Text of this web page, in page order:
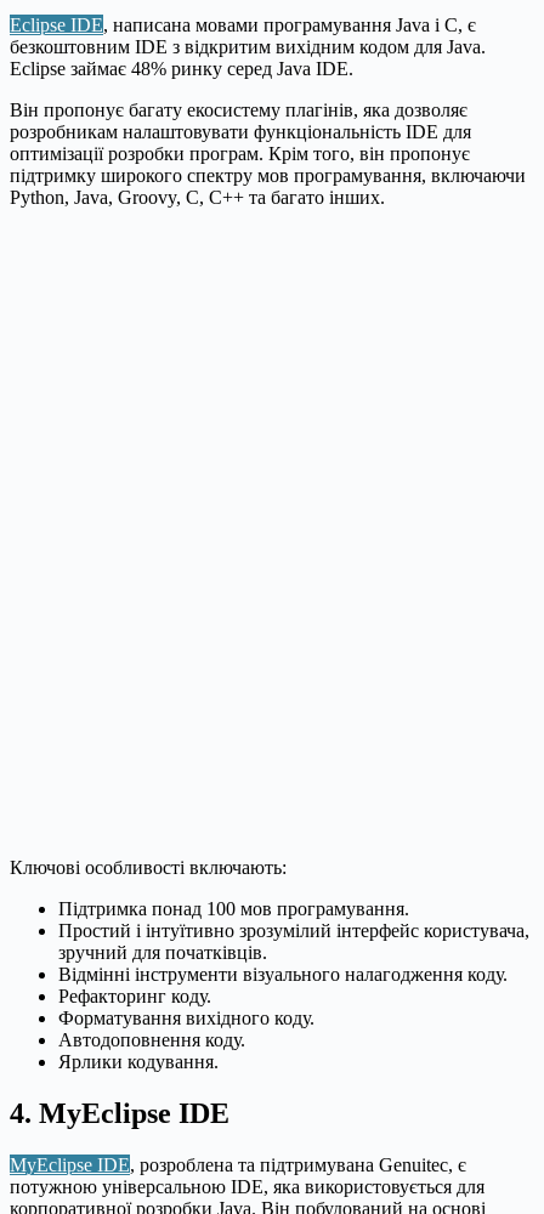
Eclipse IDE, написана мовами програмування Java і C, є
безкоштовним IDE з відкритим вихідним кодом для Java.
Eclipse займає 48% ринку серед Java IDE.
Він пропонує багату екосистему плагінів, яка дозволяє
розробникам налаштовувати функціональність IDE для
оптимізації розробки програм. Крім того, він пропонує
підтримку широкого спектру мов програмування, включаючи
Python, Java, Groovy, C, C++ та багато інших.
Ключові особливості включають:
Підтримка понад 100 мов програмування.
Простий і інтуїтивно зрозумілий інтерфейс користувача,
зручний для початківців.
Відмінні інструменти візуального налагодження коду.
Рефакторинг коду.
Форматування вихідного коду.
Автодоповнення коду.
Ярлики кодування.
4. MyEclipse IDE
MyEclipse IDE, розроблена та підтримувана Genuitec, є
потужною універсальною IDE, яка використовується для
корпоративної розробки Java. Він побудований на основі